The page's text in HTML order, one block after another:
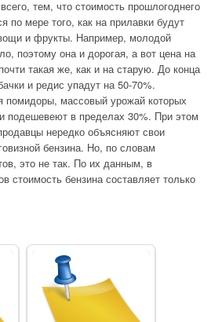
тем, что стоимость прошлогоднего
по мере того, как на прилавки будут
и фрукты. Например, молодой
поэтому она и дорогая, а вот цена на
такая же, как и на старую. До конца
и редис упадут на 50-70%.
помидоры, массовый урожай которых
подешевеют в пределах 30%. При этом
нередко объясняют свои
бензина. Но, по словам
это не так. По их данным, в
стоимость бензина составляет только